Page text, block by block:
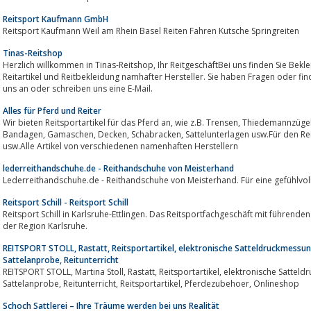
Reitsport Kaufmann GmbH
Reitsport Kaufmann Weil am Rhein Basel Reiten Fahren Kutsche Springreiten
Tinas-Reitshop
Herzlich willkommen in Tinas-Reitshop, Ihr ReitgeschäftBei uns finden Sie Bekleidung von Wellensteyn, Barbour sowie
Reitartikel und Reitbekleidung namhafter Hersteller. Sie haben Fragen oder finden Ihren
uns an oder schreiben uns eine E-Mail.
Alles für Pferd und Reiter
Wir bieten Reitsportartikel für das Pferd an, wie z.B. Trensen,
Bandagen, Gamaschen, Decken, Schabracken, Sattelunterlagen usw.Für den
usw.Alle Artikel von verschiedenen namenhaften Herstellern
lederreithandschuhe.de - Reithandschuhe von Meisterhand
Lederreithandschuhe.de - Reithandschuhe von Meisterhand. Für eine
Reitsport Schill - Reitsport Schill
Reitsport Schill in Karlsruhe-Ettlingen. Das Reitsportfachgeschäft mit führenden Marken, wie Pikeur, Eskadron,
der Region Karlsruhe.
REITSPORT STOLL, Rastatt, Reitsportartikel, elektronische
Sattelanprobe, Reitunterricht
REITSPORT STOLL, Martina Stoll, Rastatt, Reitsportartikel, elektronische Satteldruckmessung, Satteldruckanalyse,
Sattelanprobe, Reitunterricht, Reitsportartikel, Pferdezubehoer, Onlineshop
Schoch Sattlerei – Ihre Träume werden bei uns Realität